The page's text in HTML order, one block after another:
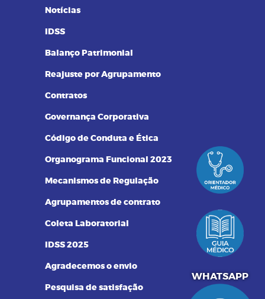
Notícias
IDSS
Balanço Patrimonial
Reajuste por Agrupamento
Contratos
Governança Corporativa
Código de Conduta e Ética
Organograma Funcional 2023
Mecanismos de Regulação
Agrupamentos de contrato
Coleta Laboratorial
IDSS 2025
Agradecemos o envio
Pesquisa de satisfação
551340072250
WHATSAPP